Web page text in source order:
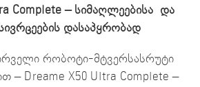
Complete – სიმაღლეებისა და
დასაპყრობად
რობოტი-მტვერსასრუტი
– Dreame X50 Ultra Complete –